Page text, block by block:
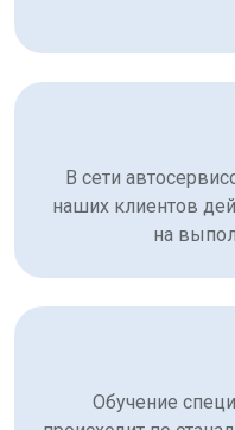
В сети
наших клиентов
на
Обучение